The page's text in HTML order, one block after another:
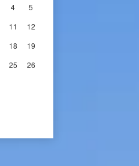
4
5
11
12
18
19
25
26